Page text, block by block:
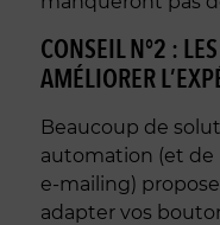
CONSEIL N°2 :
AMÉLIORER
Beaucoup de
automation (et
e-mailing)
adapter vos